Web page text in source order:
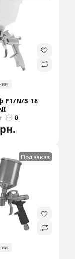
F1/N/S 18
0
Под заказ